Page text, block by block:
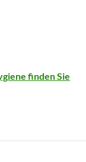
finden Sie